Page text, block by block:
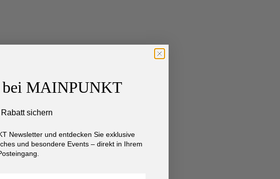
MAINPUNKT
sichern
Newsletter und entdecken Sie exklusive
und besondere Events – direkt in Ihrem